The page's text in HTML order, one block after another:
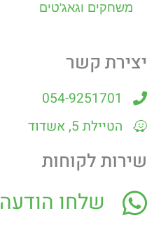
משחקים וגאג'טים
יצירת קשר
054-9251701
הטיילת 5, אשדוד
שירות לקוחות
שלחו הודעה